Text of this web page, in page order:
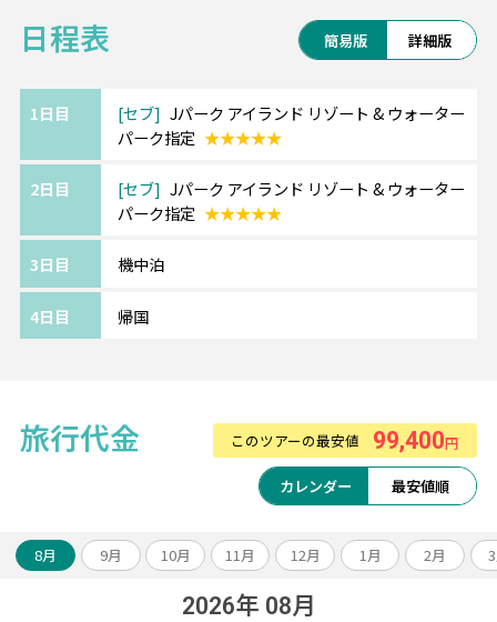
1.【おすすめ】マリバゴグリルセットメニュークーポン付
き
4.水中カメラ無料レンタル
************************************
◆セブパシフィック航空利用◆
パシフィック航空！
追加で「受託手荷物」や「機内食」もお手配
まずはお気軽にお問い合わせください♪
ーク》
6つの趣向を凝らしたプールもあり、滞在中ゆ
ったり過ごすことができます♪
日程表 簡易版 詳細版
1日目 セブ
Jパーク アイランド リゾート & ウォーター
パーク指定 ★★★★★
2日目 セブ
Jパーク アイランド リゾート & ウォーター
パーク指定 ★★★★★
3日目 機中泊
4日目 帰国
旅行代金 このツアーの最安値 99,400円
カレンダー 最安値順
8月 9月 10月 11月 12月 1月 2月
2026年 08月